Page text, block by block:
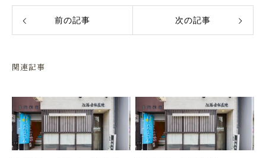
前の記事 次の記事
関連記事